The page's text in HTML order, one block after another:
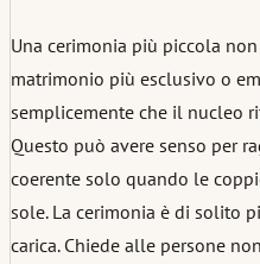
Una cerimonia più piccola
matrimonio più esclusivo o
semplicemente che il nucleo
Questo può avere senso per
coerente solo quando le
sole. La cerimonia è di solito
carica. Chiede alle persone